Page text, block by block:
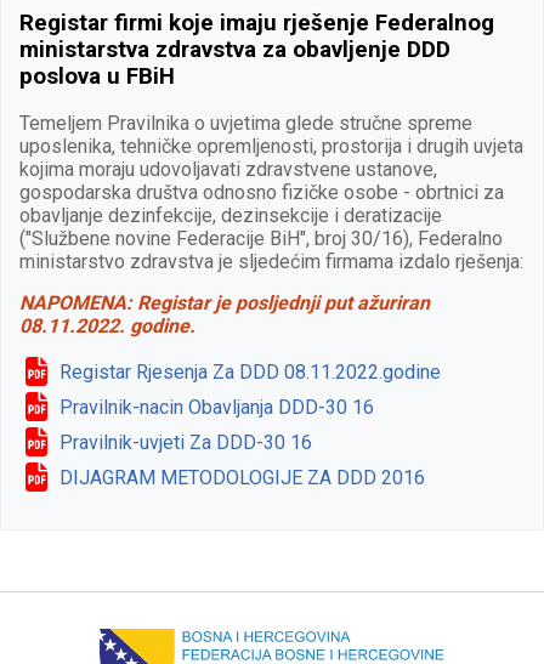
Registar firmi koje imaju rješenje Federalnog
ministarstva zdravstva za obavljenje DDD
poslova u FBiH
Temeljem Pravilnika o uvjetima glede stručne spreme
uposlenika, tehničke opremljenosti, prostorija i drugih uvjeta
kojima moraju udovoljavati zdravstvene ustanove,
gospodarska društva odnosno fizičke osobe - obrtnici za
obavljanje dezinfekcije, dezinsekcije i deratizacije
("Službene novine Federacije BiH", broj 30/16), Federalno
ministarstvo zdravstva je sljedećim firmama izdalo rješenja:
NAPOMENA: Registar je posljednji put ažuriran
08.11.2022. godine.
Registar Rjesenja Za DDD 08.11.2022.godine
Pravilnik-nacin Obavljanja DDD-30 16
Pravilnik-uvjeti Za DDD-30 16
DIJAGRAM METODOLOGIJE ZA DDD 2016